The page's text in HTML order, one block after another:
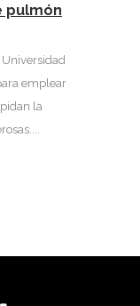
pulmón
emplear
la